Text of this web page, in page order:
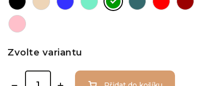
Zvolte variantu